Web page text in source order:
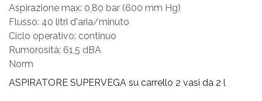
Aspirazione max: 0,80 bar (600 mm Hg)
Flusso: 40 litri d'aria/minuto
Ciclo operativo: continuo
Rumorosità: 61,5 dBA
Norm
ASPIRATORE SUPERVEGA su carrello 2 vasi da 2 l